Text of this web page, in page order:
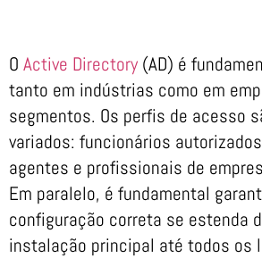
O Active Directory (AD) é
tanto em indústrias como em
segmentos. Os perfis de acesso
variados: funcionários
agentes e profissionais de
Em paralelo, é fundamental
configuração correta se estenda
instalação principal até todos os